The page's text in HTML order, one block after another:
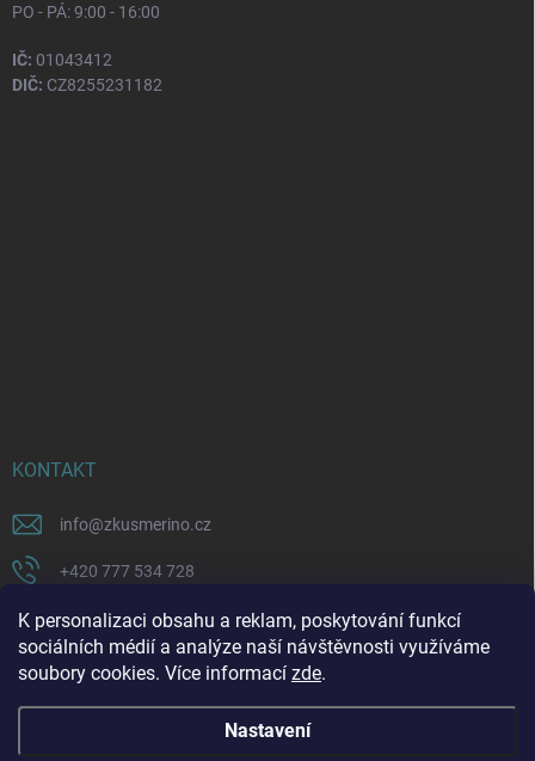
K personalizaci obsahu a reklam, poskytování funkcí
sociálních médií a analýze naší návštěvnosti využíváme
soubory cookies. Více informací zde.
Nastavení
PO - PÁ: 9:00 - 16:00
IČ: 01043412
DIČ: CZ8255231182
KONTAKT
info@zkusmerino.cz
+420 777 534 728
https://www.facebook.com/zkusmerino/
zkusmerino.cz